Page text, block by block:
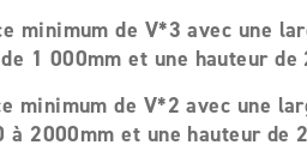
minimum de V*3 avec une
1 000mm et une hauteur de
minimum de V*2 avec une
2000mm et une hauteur de